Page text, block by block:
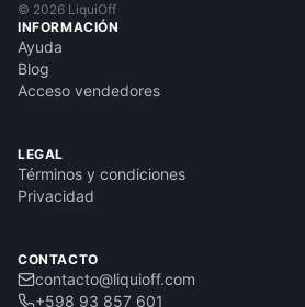
© 2026 LiquiOff
INFORMACIÓN
Ayuda
Blog
Acceso vendedores
LEGAL
Términos y condiciones
Privacidad
CONTACTO
contacto@liquioff.com
+598 93 857 601